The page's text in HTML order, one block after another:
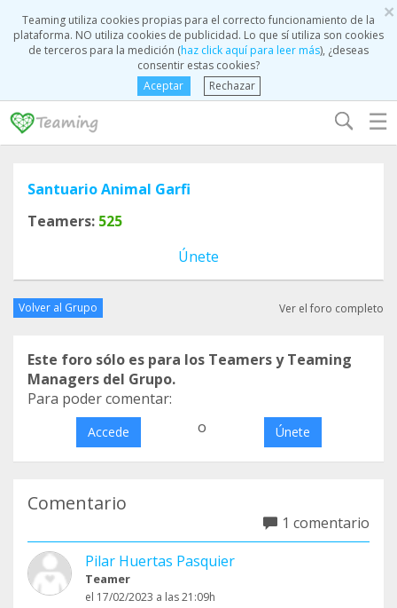
×
Teaming utiliza cookies propias para el correcto funcionamiento de la
plataforma. NO utiliza cookies de publicidad. Lo que sí utiliza son cookies
de terceros para la medición (haz click aquí para leer más), ¿deseas
consentir estas cookies?
Aceptar
Rechazar
☰
Santuario Animal Garfi
Teamers: 525
Únete
Volver al Grupo Ver el foro completo
Este foro sólo es para los Teamers y Teaming
Managers del Grupo.
Para poder comentar:
Accede o Únete
Comentario
1 comentario
Pilar Huertas Pasquier
Teamer
el 17/02/2023 a las 21:09h